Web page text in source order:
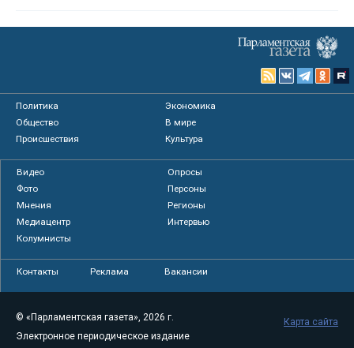
Политика
Экономика
Общество
В мире
Происшествия
Культура
Видео
Опросы
Фото
Персоны
Мнения
Регионы
Медиацентр
Интервью
Колумнисты
Контакты Реклама Вакансии
© «Парламентская газета», 2026 г.
Электронное периодическое издание
Карта сайта